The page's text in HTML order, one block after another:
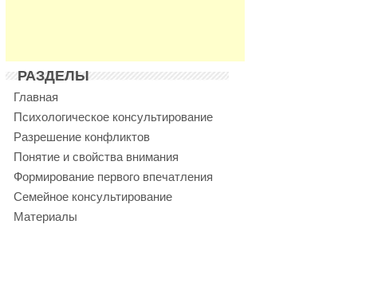
РАЗДЕЛЫ
Главная
Психологическое консультирование
Разрешение конфликтов
Понятие и свойства внимания
Формирование первого впечатления
Семейное консультирование
Материалы